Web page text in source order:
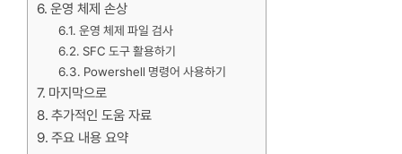
운영 체제 손상
운영 체제 파일 검사
SFC 도구 활용하기
Powershell 명령어 사용하기
마지막으로
추가적인 도움 자료
주요 내용 요약